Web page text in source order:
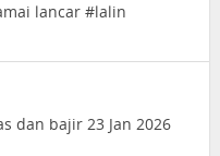
lancar #lalin
dan bajir 23 Jan 2026